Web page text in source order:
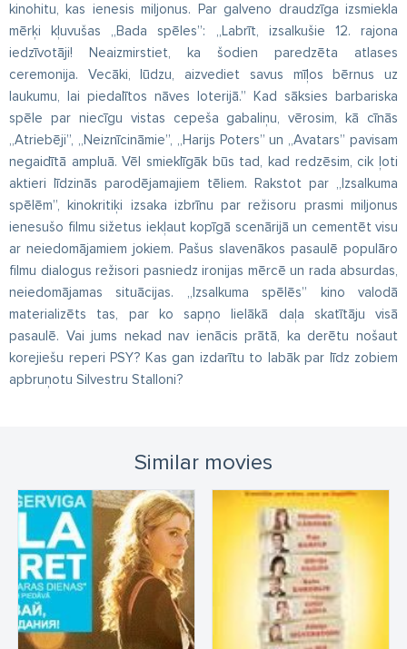
kinohitu, kas ienesis miljonus. Par galveno draudzīga izsmiekla
mērķi kļuvušas „Bada spēles”: „Labrīt, izsalkušie 12. rajona
iedzīvotāji! Neaizmirstiet, ka šodien paredzēta atlases
ceremonija. Vecāki, lūdzu, aizvediet savus mīļos bērnus uz
laukumu, lai piedalītos nāves loterijā.” Kad sāksies barbariska
spēle par niecīgu vistas cepeša gabaliņu, vērosim, kā cīnās
„Atriebēji”, „Neiznīcināmie”, „Harijs Poters” un „Avatars” pavisam
negaidītā ampluā. Vēl smieklīgāk būs tad, kad redzēsim, cik ļoti
aktieri līdzinās parodējamajiem tēliem. Rakstot par „Izsalkuma
spēlēm”, kinokritiķi izsaka izbrīnu par režisoru prasmi miljonus
ienesušo filmu sižetus iekļaut kopīgā scenārijā un cementēt visu
ar neiedomājamiem jokiem. Pašus slavenākos pasaulē populāro
filmu dialogus režisori pasniedz ironijas mērcē un rada absurdas,
neiedomājamas situācijas. „Izsalkuma spēlēs” kino valodā
materializēts tas, par ko sapņo lielākā daļa skatītāju visā
pasaulē. Vai jums nekad nav ienācis prātā, ka derētu nošaut
korejiešu reperi PSY? Kas gan izdarītu to labāk par līdz zobiem
apbruņotu Silvestru Stalloni?
Similar movies